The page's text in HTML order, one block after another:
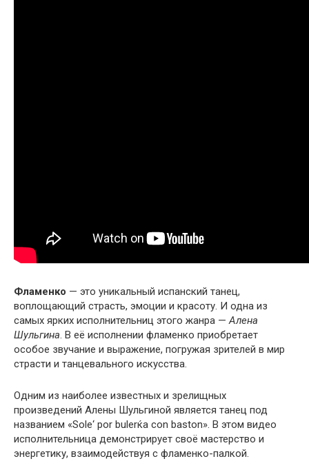
Фламенко — это уникальный испанский танец,
воплощающий страсть, эмоции и красоту. И одна из
самых ярких исполнительниц этого жанра —Алена
Шульгина. В её исполнении фламенко приобретает
особое звучание и выражение, погружая зрителей в мир
страсти и танцевального искусства.
Одним из наиболее известных и зрелищных
произведений Алены Шульгиной является танец под
названием «Sole‘ por bulerќa con baston». В этом видео
исполнительница демонстрирует своё мастерство и
энергетику, взаимодействуя с фламенко-палкой.